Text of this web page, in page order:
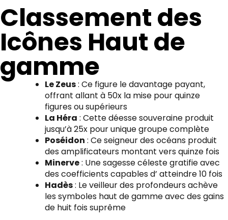
Classement des
Icônes Haut de
gamme
Le Zeus: Ce figure le davantage payant,
offrant allant à 50x la mise pour quinze
figures ou supérieurs
La Héra : Cette déesse souveraine produit
jusqu’à 25x pour unique groupe complète
Poséidon : Ce seigneur des océans produit
des amplificateurs montant vers quinze fois
Minerve: Une sagesse céleste gratifie avec
des coefficients capables d’ atteindre 10 fois
Hadès: Le veilleur des profondeurs achève
les symboles haut de gamme avec des gains
de huit fois suprême